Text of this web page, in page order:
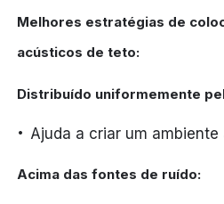
Melhores estratégias de
acústicos de teto:
Distribuído uniformemente
Ajuda a criar um
Acima das fontes de ruído: